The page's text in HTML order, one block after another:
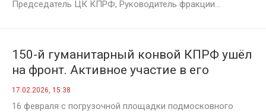
Председатель ЦК КПРФ, Руководитель фракции...
150-й гуманитарный конвой КПРФ ушёл
на фронт. Активное участие в его
формировании приняли тверские
коммунисты
17.02.2026, 15:38
16 февраля с погрузочной площадки подмосковного